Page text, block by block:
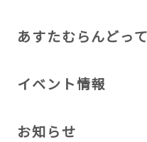
あすたむらんどっ
イベント情報
お知らせ